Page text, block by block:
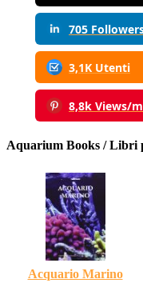
705
3,1K Utenti
8,8k Views/
Aquarium Books / Libri
Acquario Marino